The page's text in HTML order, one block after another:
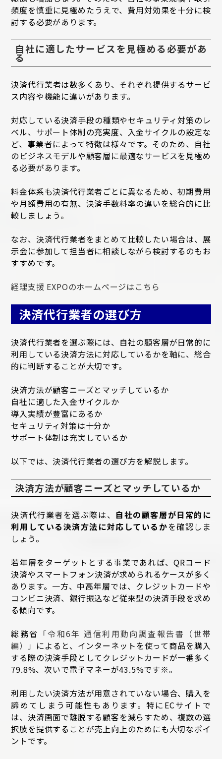
頻度を慎重に見極めたうえで、費用対効果を十分に検
討する必要があります。
自社に適したサービスを見極める必要があ
る
決済代行業者は数多くあり、それぞれ提供するサービ
ス内容や機能に違いがあります。
対応している決済手段の種類やセキュリティ対策のレ
ベル、サポート体制の充実度、入金サイクルの設定な
ど、事業者によって特徴は様々です。そのため、自社
のビジネスモデルや顧客層に最適なサービスを見極め
る必要があります。
料金体系も決済代行業者ごとに異なるため、初期費用
や月額費用の有無、決済手数料率の違いを総合的に比
較しましょう。
なお、決済代行業者をまとめて比較したい場合は、展
示会に参加して担当者に相談しながら検討するのもお
すすめです。
経理支援 EXPOのホームページはこちら
決済代行業者の選び方
決済代行業者を選ぶ際には、自社の顧客層が日常的に
利用している決済方法に対応しているかを軸に、総合
的に判断することが大切です。
決済方法が顧客ニーズとマッチしているか
自社に適した入金サイクルか
導入実績が豊富にあるか
セキュリティ対策は十分か
サポート体制は充実しているか
以下では、決済代行業者の選び方を解説します。
決済方法が顧客ニーズとマッチしているか
決済代行業者を選ぶ際は、 自社の顧客層が日常的に
利用している決済方法に対応しているかを確認しま
しょう。
若年層をターゲットとする事業であれば、QRコード
決済やスマートフォン決済が求められるケースが多く
あります。一方、中高年層では、クレジットカードや
コンビニ決済、銀行振込など従来型の決済手段を求め
る傾向です。
総務省「令和6年 通信利用動向調査報告書（世帯
編）」によると、インターネットを使って商品を購入
する際の決済手段としてクレジットカードが一番多く
79.8%、次いで電子マネーが43.5%です※。
利用したい決済方法が用意されていない場合、購入を
諦めてしまう可能性もあります。特にECサイトで
は、決済画面で離脱する顧客を減らすため、複数の選
択肢を提供することが売上向上のためにも大切なポイ
ントです。